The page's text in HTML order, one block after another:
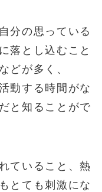
分の思っている
落とし込むこと
どが多く、
動する時間がな
と知ることがで
ていること、熱
とても刺激にな